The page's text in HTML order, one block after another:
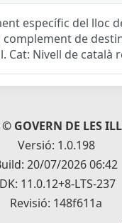
específic del lloc
complement de
Cat: Nivell de català
GOVERN DE LES
Versió: 1.0.198
20/07/2026 06:42
11.0.12+8-LTS-237
Revisió: 148f611a